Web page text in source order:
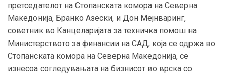
претседателот на Стопанската комора на Северна
Македонија, Бранко Азески, и Дон Мејнваринг,
советник во Канцеларијата за техничка помош на
Министерството за финансии на САД, која се одржа во
Стопанската комора на Северна Македонија, се
изнесоа согледувањата на бизнисот во врска со